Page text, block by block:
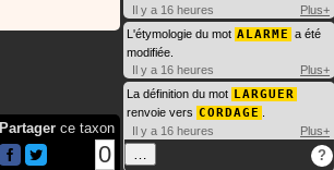
Partager ce taxon
0
Il y a 16 heures
Plus+
L'étymologie du mot ALARME a été
modifiée.
Il y a 16 heures
Plus+
La définition du mot LARGUER
renvoie vers CORDAGE
Il y a 16 heures
Plus+
… ?